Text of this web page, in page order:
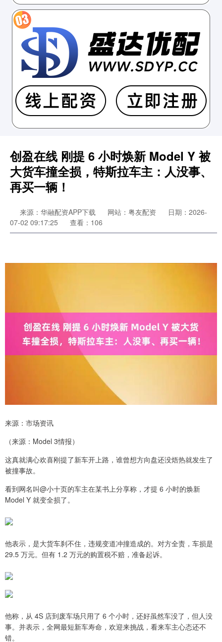
创盈在线 刚提 6 小时焕新 Model Y 被
大货车撞全损，特斯拉车主：人没事、
再买一辆！
来源：华融配资APP下载 网站：粤友配资
日期：2026-
07-02 09:17:25
查看：106
来源：市场资讯
（来源：Model 3情报）
这真就满心欢喜刚提了新车开上路，谁曾想方向盘还没焐热就发生了
被撞事故。
看到网名叫@小十页的车主在某书上分享称，才提 6 小时的焕新
Model Y 就变全损了。
他表示，是大货车刹不住，违规变道冲撞造成的。对方全责，车损是
29.5 万元。但有 1.2 万元的购置税不赔，准备起诉。
他称，从 4S 店到废车场只用了 6 个小时，还好虽然车没了，但人没
事。并表示，全网最短新车寿命，欢迎来挑战，看来车主心态还不
错。